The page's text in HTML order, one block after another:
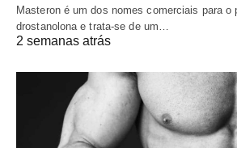
Masteron é um dos nomes comerciais para o
drostanolona e trata-se de um…
2 semanas atrás